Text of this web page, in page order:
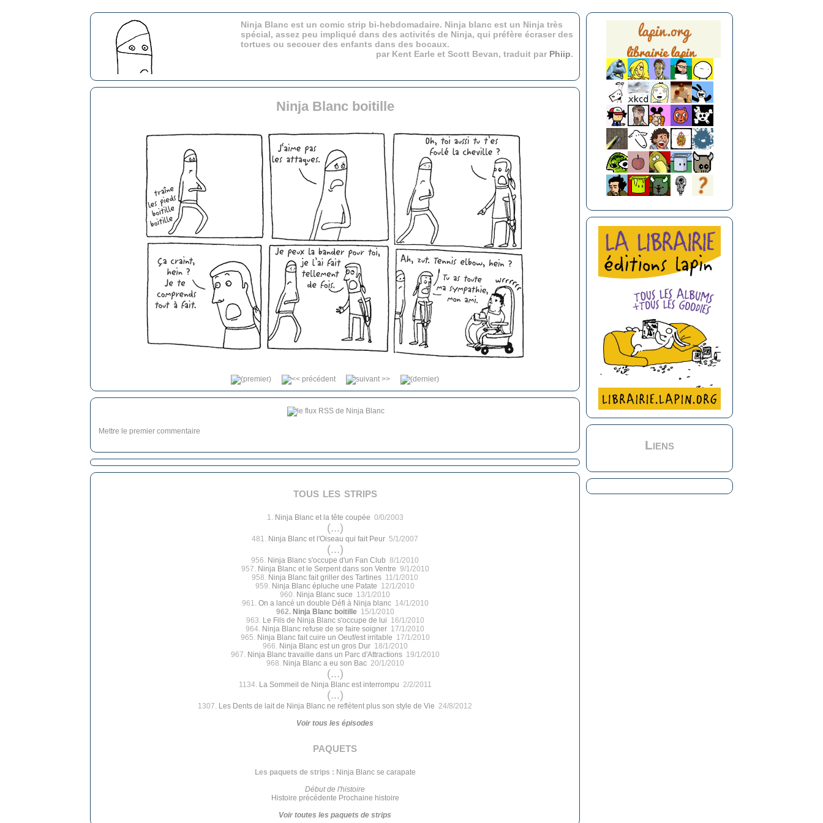
Ninja Blanc est un comic strip bi-hebdomadaire. Ninja blanc est un Ninja très
spécial, assez peu impliqué dans des activités de Ninja, qui préfère écraser des
tortues ou secouer des enfants dans des bocaux.
par Kent Earle et Scott Bevan, traduit par Phiip.
Ninja Blanc boitille
Mettre le premier commentaire
tous les strips
1. Ninja Blanc et la tête coupée 0/0/2003
(...)
481. Ninja Blanc et l'Oiseau qui fait Peur 5/1/2007
(...)
956. Ninja Blanc s'occupe d'un Fan Club 8/1/2010
957. Ninja Blanc et le Serpent dans son Ventre 9/1/2010
958. Ninja Blanc fait griller des Tartines 11/1/2010
959. Ninja Blanc épluche une Patate 12/1/2010
960. Ninja Blanc suce 13/1/2010
961. On a lancé un double Défi à Ninja blanc14/1/2010
962. Ninja Blanc boitille 15/1/2010
963. Le Fils de Ninja Blanc s'occupe de lui 16/1/2010
964. Ninja Blanc refuse de se faire soigner 17/1/2010
965. Ninja Blanc fait cuire un Oeuf/est irritable 17/1/2010
966. Ninja Blanc est un gros Dur18/1/2010
967. Ninja Blanc travaille dans un Parc d'Attractions19/1/2010
968. Ninja Blanc a eu son Bac20/1/2010
(...)
1134. La Sommeil de Ninja Blanc est interrompu 2/2/2011
(...)
1307. Les Dents de lait de Ninja Blanc ne reflètent plus son style de Vie 24/8/2012
Voir tous les épisodes
paquets
Les paquets de strips : Ninja Blanc se carapate
Début de l'histoire
Histoire précédente Prochaine histoire
Voir toutes les paquets de strips
Liens